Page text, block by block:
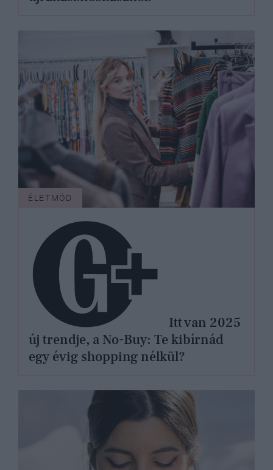
ÉLETMÓD
Itt van 2025
új trendje, a No-Buy: Te kibírnád
egy évig shopping nélkül?